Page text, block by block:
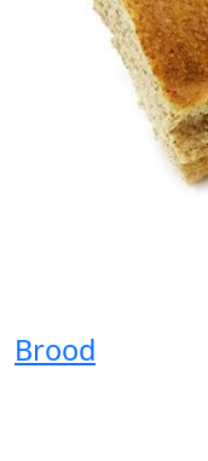
Brood